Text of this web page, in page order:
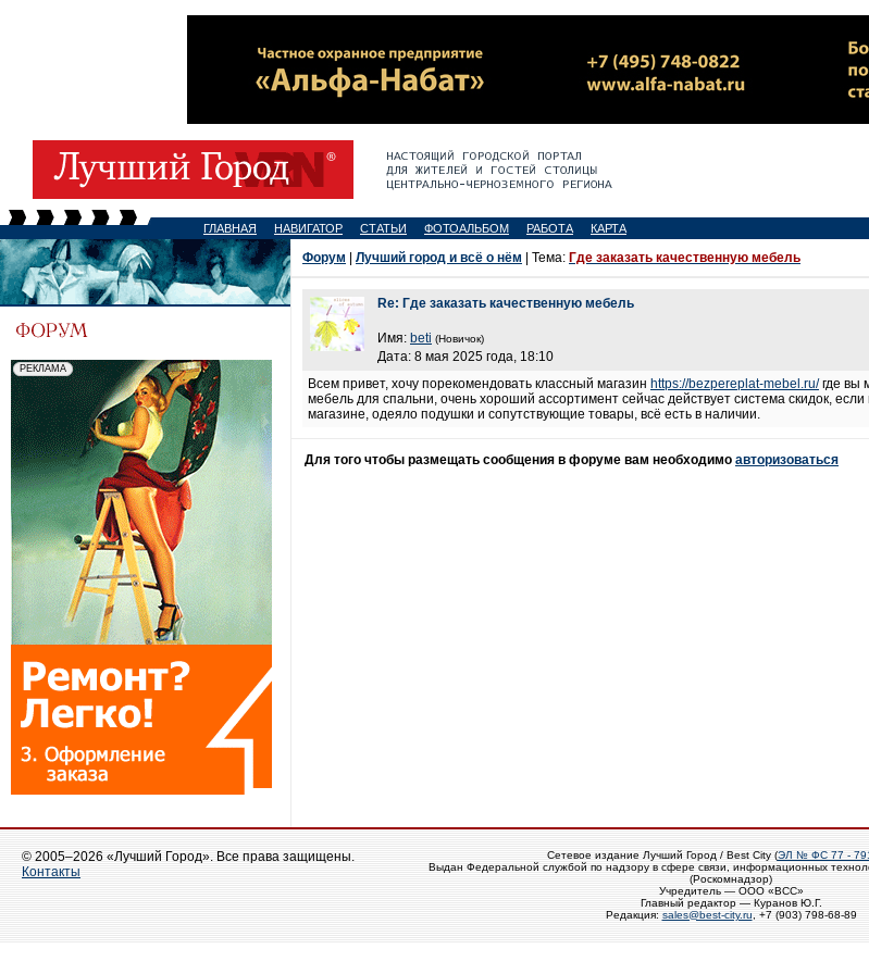
ГЛАВНАЯ НАВИГАТОР СТАТЬИ ФОТОАЛЬБОМ РАБОТА КАРТА
Форум Лучший город и всё о нём | Тема: Где заказать качественную мебель
Re: Где заказать качественную мебель
Имя: beti (Новичок)
Дата: 8 мая 2025 года, 18:10
Всем привет, хочу порекомендовать классный магазин https://bezpereplat-mebel.ru/где вы
мебель для спальни, очень хороший ассортимент сейчас действует система скидок,
магазине, одеяло подушки и сопутствующие товары, всё есть в наличии.
Для того чтобы размещать сообщения в форуме вам необходимо авторизоваться
© 2005–2026 «Лучший Город». Все права защищены.
Контакты
Сетевое издание Лучший Город / Best City (ЭЛ № ФС 77 -
Выдан Федеральной службой по надзору в сфере связи, информационных
(Роскомнадзор)
Учредитель — ООО «ВСС»
Главный редактор — Куранов Ю.Г.
Редакция: sales@best-city.ru , +7 (903) 798-68-89